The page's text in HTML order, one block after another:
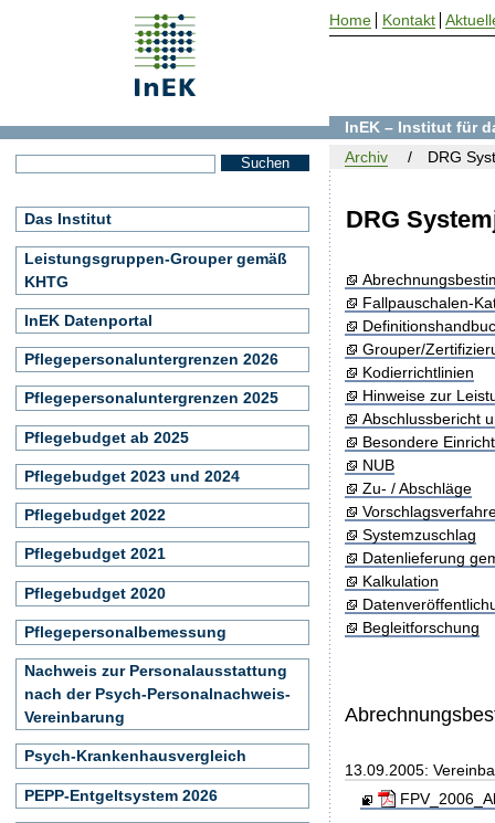
DRG
Fallpauschalen-
Grouper/
Kodierrichtlinien
Hinweise zur
Abschlussbericht
Besondere
NUB
Zu- / Abschläge
Systemzuschlag
Datenlieferung
Kalkulation
Begleitforschung
13.09.2005:
InEK – Institut für
Archiv
DRG
Das Institut
Leistungsgruppen-Grouper gemäß
KHTG
InEK Datenportal
Pflegepersonaluntergrenzen 2026
Pflegepersonaluntergrenzen 2025
Pflegebudget ab 2025
Pflegebudget 2023 und 2024
Pflegebudget 2022
Pflegebudget 2021
Pflegebudget 2020
Pflegepersonalbemessung
Nachweis zur Personalausstattung
nach der Psych-Personalnachweis-
Vereinbarung
Psych-Krankenhausvergleich
PEPP-Entgeltsystem 2026
Home Kontakt